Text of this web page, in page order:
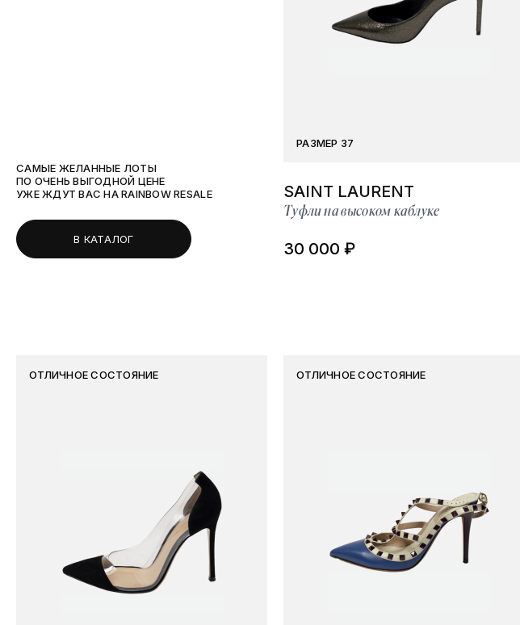
САМЫЕ ЖЕЛАННЫЕ ЛОТЫ
ПО ОЧЕНЬ ВЫГОДНОЙ ЦЕНЕ
УЖЕ ЖДУТ ВАС НА RAINBOW RESALE
В КАТАЛОГ
РАЗМЕР 37
SAINT LAURENT
Туфли на высоком каблуке
30 000 ₽
ОТЛИЧНОЕ СОСТОЯНИЕ ОТЛИЧНОЕ СОСТОЯНИЕ